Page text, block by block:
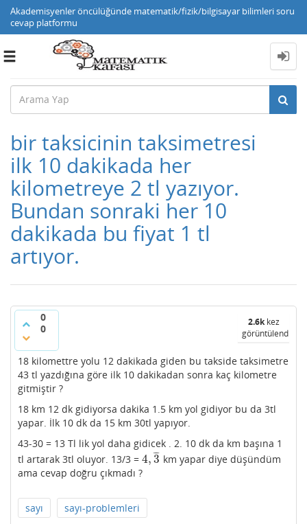
Akademisyenler öncülüğünde matematik/fizik/bilgisayar bilimleri soru
cevap platformu
Toggle
bir taksicinin taksimetresi
ilk 10 dakikada her
kilometreye 2 tl yazıyor.
Bundan sonraki her 10
dakikada bu fiyat 1 tl
artıyor.
0
0
2.6kkez
görüntülendi
18 kilomettre yolu 12 dakikada giden bu takside taksimetre
43 tl yazdığına göre ilk 10 dakikadan sonra kaç kilometre
gitmiştir ?
18 km 12 dk gidiyorsa dakika 1.5 km yol gidiyor bu da 3tl
yapar. İlk 10 dk da 15 km 30tl yapıyor.
43-30 = 13 Tl lik yol daha gidicek . 2. 10 dk da km başına 1
tl artarak 3tl oluyor. 13/3 = 4,3
¯¯
¯
4,3¯ km yapar diye düşündüm
ama cevap doğru çıkmadı ?
sayı sayı-problemleri